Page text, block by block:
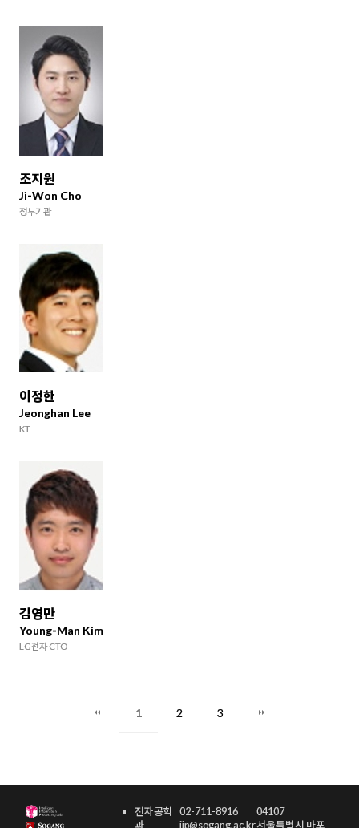
조지원
Ji-Won Cho
정부기관
이정한
Jeonghan Lee
KT
김영만
Young-Man Kim
LG전자 CTO
1 2 3
전자공학
과
02-711-8916
iip@sogang.ac.kr
04107
서울특별시 마포